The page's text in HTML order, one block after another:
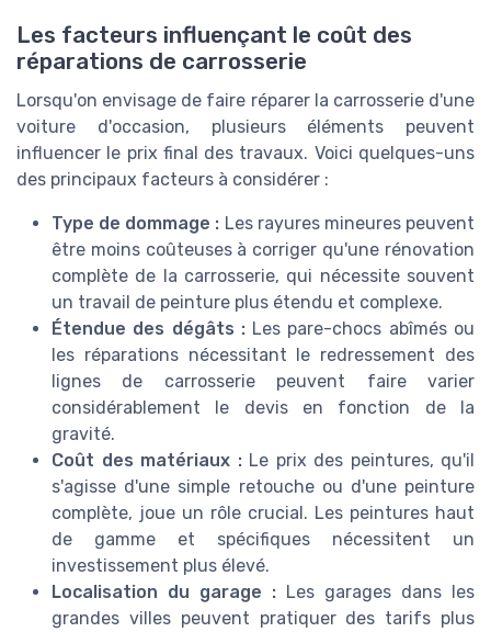
Les facteurs influençant le coût des
réparations de carrosserie
Lorsqu'on envisage de faire réparer la carrosserie d'une
voiture d'occasion, plusieurs éléments peuvent
influencer le prix final des travaux. Voici quelques-uns
des principaux facteurs à considérer :
Type de dommage : Les rayures mineures peuvent
être moins coûteuses à corriger qu'une rénovation
complète de la carrosserie, qui nécessite souvent
un travail de peinture plus étendu et complexe.
Étendue des dégâts :Les pare-chocs abîmés ou
les réparations nécessitant le redressement des
lignes de carrosserie peuvent faire varier
considérablement le devis en fonction de la
gravité.
Coût des matériaux :Le prix des peintures, qu'il
s'agisse d'une simple retouche ou d'une peinture
complète, joue un rôle crucial. Les peintures haut
de gamme et spécifiques nécessitent un
investissement plus élevé.
Localisation du garage : Les garages dans les
grandes villes peuvent pratiquer des tarifs plus